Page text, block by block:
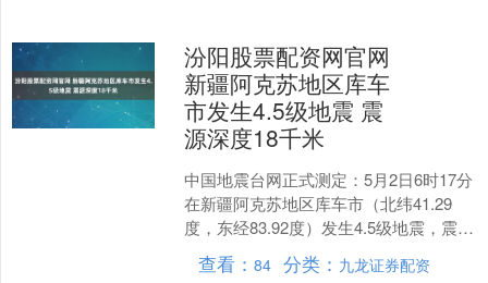
汾阳股票配资网官网
新疆阿克苏地区库车
市发生4.5级地震 震
源深度18千米
中国地震台网正式测定：5月2日6时17分
在新疆阿克苏地区库车市（北纬41.29
度，东经83.92度）发生4.5级地震，震源
深度18千米。 举报 相关阅读 新疆伊....
查看：84 分类： 九龙证券配资